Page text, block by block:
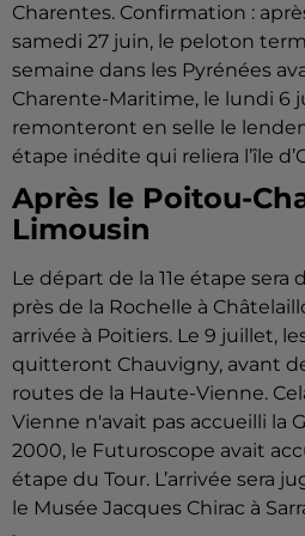
Charentes. Confirmation :
samedi 27 juin, le peloton
semaine dans les Pyrénées
Charente-Maritime, le lundi 6
remonteront en selle le
étape inédite qui reliera l’île
Après le Poitou-
Limousin
Le départ de la 11e étape
près de la Rochelle à
arrivée à Poitiers. Le 9 juillet,
quitteront Chauvigny, avant
routes de la Haute-Vienne.
Vienne n'avait pas accueilli la
2000, le Futuroscope avait
étape du Tour. L’arrivée sera
le Musée Jacques Chirac à